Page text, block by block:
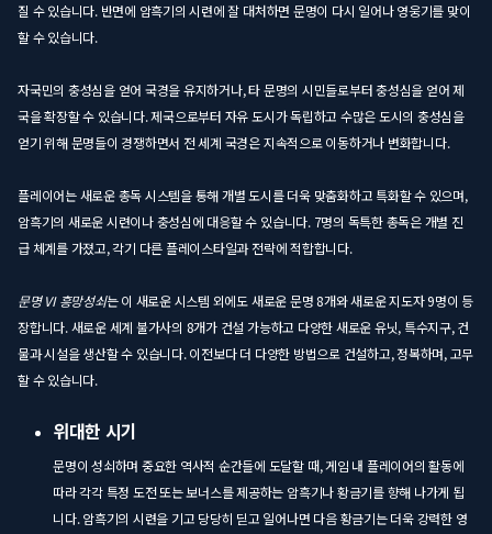
질 수 있습니다. 반면에 암흑기의 시련에 잘 대처하면 문명이 다시 일어나 영웅기를 맞이
할 수 있습니다.
자국민의 충성심을 얻어 국경을 유지하거나, 타 문명의 시민들로부터 충성심을 얻어 제
국을 확장할 수 있습니다. 제국으로부터 자유 도시가 독립하고 수많은 도시의 충성심을
얻기 위해 문명들이 경쟁하면서 전 세계 국경은 지속적으로 이동하거나 변화합니다.
플레이어는 새로운 총독 시스템을 통해 개별 도시를 더욱 맞춤화하고 특화할 수 있으며,
암흑기의 새로운 시련이나 충성심에 대응할 수 있습니다. 7명의 독특한 총독은 개별 진
급 체계를 가졌고, 각기 다른 플레이스타일과 전략에 적합합니다.
문명 VI 흥망성쇠는 이 새로운 시스템 외에도 새로운 문명 8개와 새로운 지도자 9명이 등
장합니다. 새로운 세계 불가사의 8개가 건설 가능하고 다양한 새로운 유닛, 특수지구, 건
물과 시설을 생산할 수 있습니다. 이전보다 더 다양한 방법으로 건설하고, 정복하며, 고무
할 수 있습니다.
위대한 시기
문명이 성쇠하며 중요한 역사적 순간들에 도달할 때, 게임 내 플레이어의 활동에
따라 각각 특정 도전 또는 보너스를 제공하는 암흑기나 황금기를 향해 나가게 됩
니다. 암흑기의 시련을 기고 당당히 딛고 일어나면 다음 황금기는 더욱 강력한 영